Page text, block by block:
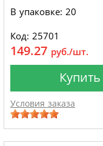
В упаковке: 20
Код: 25701
149.27 руб./шт.
Купить
Условия заказа